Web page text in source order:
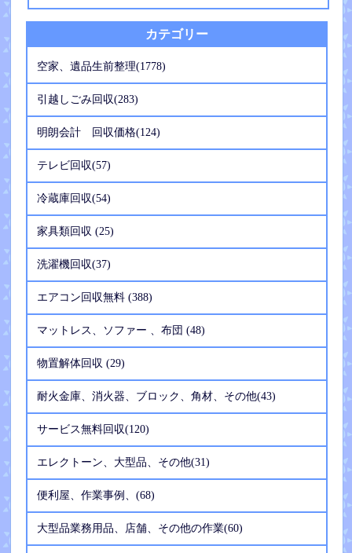
カテゴリー
空家、遺品生前整理(1778)
引越しごみ回収(283)
明朗会計 回収価格(124)
テレビ回収(57)
冷蔵庫回収(54)
家具類回収 (25)
洗濯機回収(37)
エアコン回収無料 (388)
マットレス、ソファー 、布団 (48)
物置解体回収 (29)
耐火金庫、消火器、ブロック、角材、その他(43)
サービス無料回収(120)
エレクトーン、大型品、その他(31)
便利屋、作業事例、(68)
大型品業務用品、店舗、その他の作業(60)